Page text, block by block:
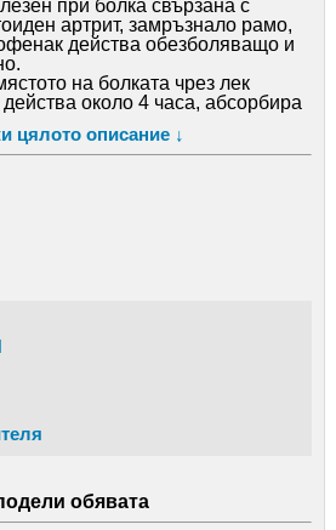
при болка свързана с
артрит, замръзнало рамо,
действа обезболяващо и
на болката чрез лек
около 4 часа, абсорбира
пъти зa бързо възстановавяне.
цялото описание ↓
обявата